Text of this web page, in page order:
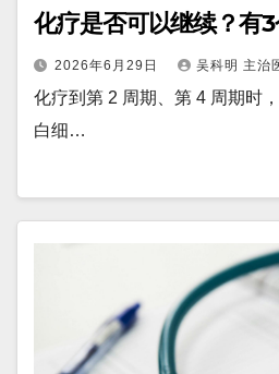
化疗是否可以继续？有
2026年6月29日 吴科明 主治
化疗到第 2 周期、第 4 周期时
白细…